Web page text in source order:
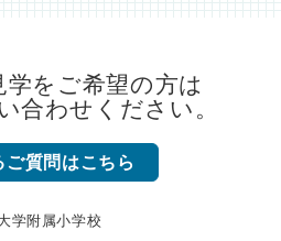
学をご希望の方は
合わせください。
ご質問はこちら
学附属小学校